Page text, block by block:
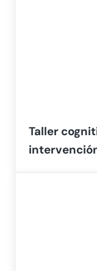
Taller